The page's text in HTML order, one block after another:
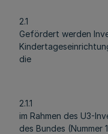
2.1
Gefördert werden
die
2.1.1
im Rahmen des U3-
des Bundes (Nummer